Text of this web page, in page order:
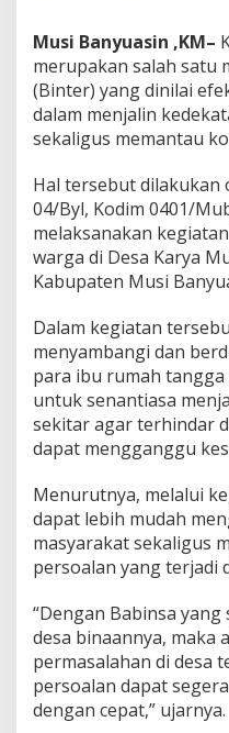
r
k
a
n
K
o
s
o
s
d
i
D
s
a
K
a
r
y
a
M
k
t
i
,
a
k
W
a
g
Musi Banyuasin ,KM–
merupakan salah satu
(Binter) yang dinilai
dalam menjalin
sekaligus memantau
Hal tersebut dilakukan
04/Byl, Kodim 0401/
melaksanakan
warga di Desa Karya
Kabupaten Musi
Dalam kegiatan
menyambangi dan
para ibu rumah
untuk senantiasa
sekitar agar terhindar
dapat mengganggu
Menurutnya, melalui
dapat lebih mudah
masyarakat sekaligus
persoalan yang terjadi
“Dengan Babinsa
desa binaannya, maka
permasalahan di desa
persoalan dapat
dengan cepat,” ujarnya.